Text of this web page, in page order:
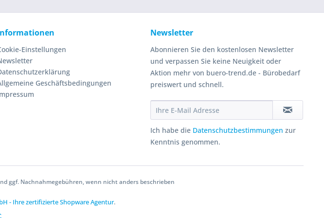
Einstellungen
Geschäftsbedingungen
Newsletter
Abonnieren Sie den kostenlosen Newsletter
und verpassen Sie keine Neuigkeit oder
Aktion mehr von buero-trend.de - Bürobedarf
preiswert und schnell.
Ich habe die Datenschutzbestimmungen zur
Kenntnis genommen.
ggf. Nachnahmegebühren, wenn nicht anders beschrieben
- Ihre zertifizierte Shopware Agentur.